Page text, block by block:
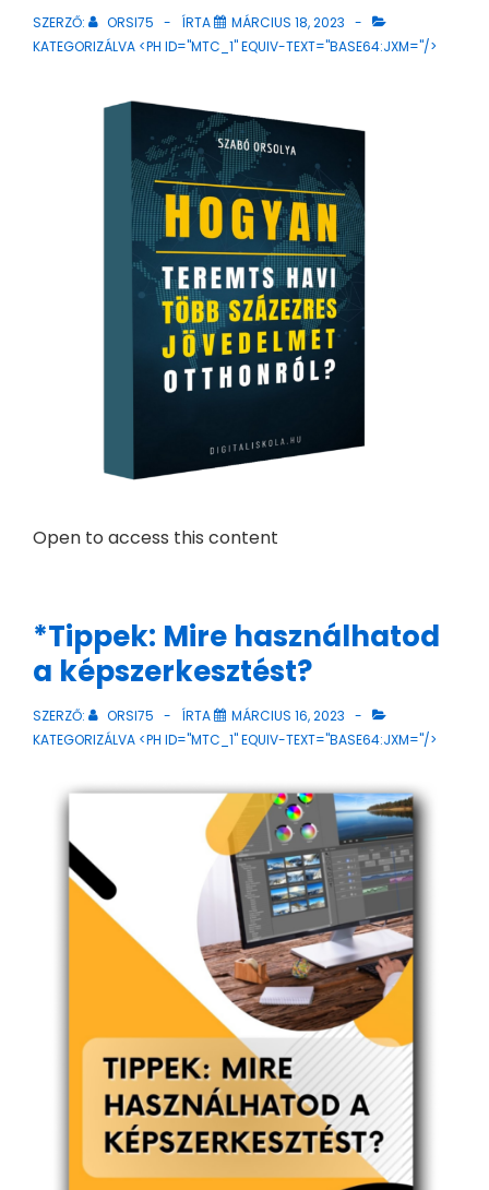
SZERZŐ: ORSI75 ÍRTA
MÁRCIUS 18, 2023
KATEGORIZÁLVA <PH ID="MTC_1" EQUIV-TEXT="BASE64:JXM="/>
Open to access this content
*Tippek: Mire használhatod
a képszerkesztést?
SZERZŐ: ORSI75 ÍRTA
MÁRCIUS 16, 2023
KATEGORIZÁLVA <PH ID="MTC_1" EQUIV-TEXT="BASE64:JXM="/>